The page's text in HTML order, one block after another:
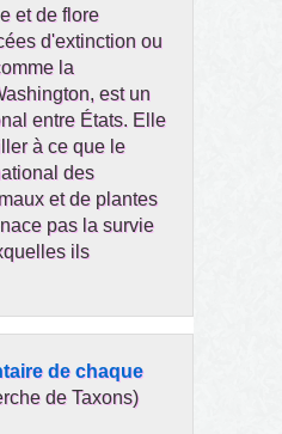
et de flore
d'extinction ou
la
est un
entre États. Elle
à ce que le
des
et de plantes
pas la survie
ils
de chaque
de Taxons)